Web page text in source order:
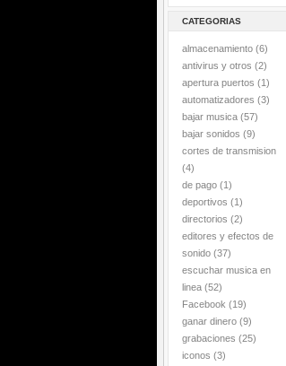
CATEGORIAS
almacenamiento (6)
antivirus y otros (2)
apertura puertos (1)
automatizadores (3)
bajar musica (57)
bajar sonidos (9)
cortes de transmision
(4)
de pago (1)
deportivos (1)
directorios (2)
editores y efectos de
sonido (37)
escuchar musica en
linea (52)
Facebook (19)
ganar dinero (9)
grabaciones (25)
iconos (3)